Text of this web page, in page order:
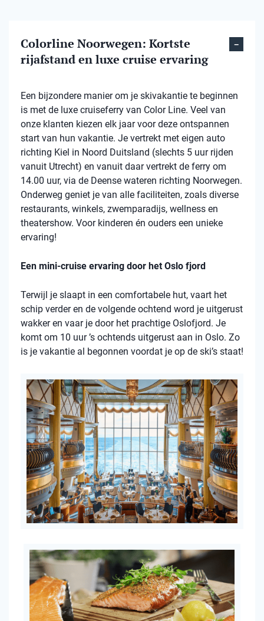
Colorline Noorwegen: Kortste
rijafstand en luxe cruise ervaring
Een bijzondere manier om je skivakantie te beginnen
is met de luxe cruiseferry van Color Line. Veel van
onze klanten kiezen elk jaar voor deze ontspannen
start van hun vakantie. Je vertrekt met eigen auto
richting Kiel in Noord Duitsland (slechts 5 uur rijden
vanuit Utrecht) en vanuit daar vertrekt de ferry om
14.00 uur, via de Deense wateren richting Noorwegen.
Onderweg geniet je van alle faciliteiten, zoals diverse
restaurants, winkels, zwemparadijs, wellness en
theatershow. Voor kinderen én ouders een unieke
ervaring!
Een mini-cruise ervaring door het Oslo fjord
Terwijl je slaapt in een comfortabele hut, vaart het
schip verder en de volgende ochtend word je uitgerust
wakker en vaar je door het prachtige Oslofjord. Je
komt om 10 uur ’s ochtends uitgerust aan in Oslo. Zo
is je vakantie al begonnen voordat je op de ski’s staat!